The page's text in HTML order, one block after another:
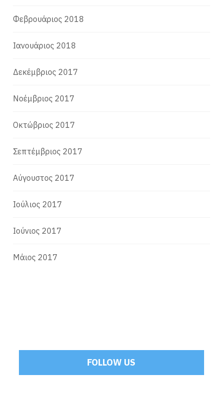
Φεβρουάριος 2018
Ιανουάριος 2018
Δεκέμβριος 2017
Νοέμβριος 2017
Οκτώβριος 2017
Σεπτέμβριος 2017
Αύγουστος 2017
Ιούλιος 2017
Ιούνιος 2017
Μάιος 2017
FOLLOW US